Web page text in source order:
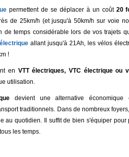
permettent de se déplacer à un coût 20
de 25km/h (et jusqu'à 50km/h sur voie
de temps considérable lors de vos trajets
allant jusqu'à 21Ah, les vélos
!
en VTT électriques, VTC électrique ou
utilisation.
devient une alternative économique
traditionnels. Dans de nombreux
au quotidien. Il suffit de bien s'équiper pour
les temps.